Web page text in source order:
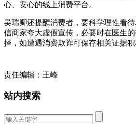
心、安心的线上消费平台。
吴瑞卿还提醒消费者，要科学理性看
信商家夸大虚假宣传，必要时在医生
择，如遭遇消费欺诈可保存相关证据
责任编辑：王峰
站内搜索